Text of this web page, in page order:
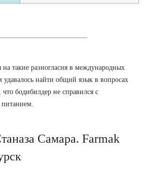
такие разногласия в международных
удавалось найти общий язык в вопросах
бодибилдер не справился с
Самара. Farmak